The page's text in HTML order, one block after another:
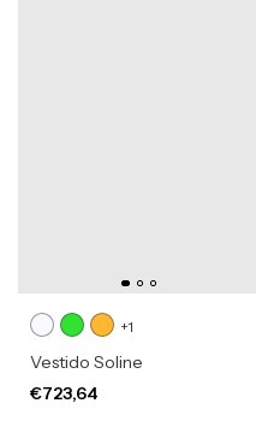
+1
Vestido Soline
€723,64